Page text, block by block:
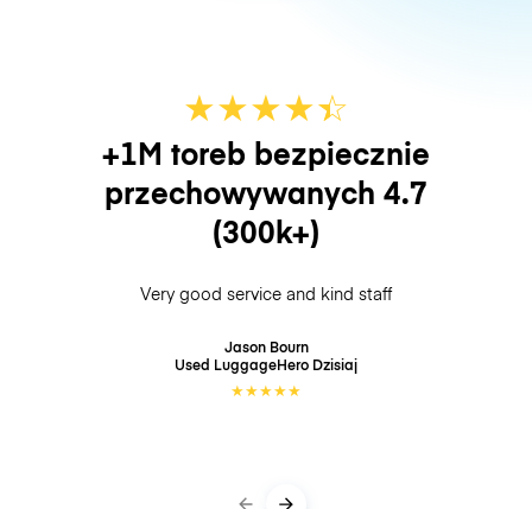
★★★★☆
★
+1M toreb bezpiecznie
przechowywanych 4.7
(300k+)
Very good service and kind staff
Jason Bourn
Used LuggageHero Dzisiaj
★★★★★